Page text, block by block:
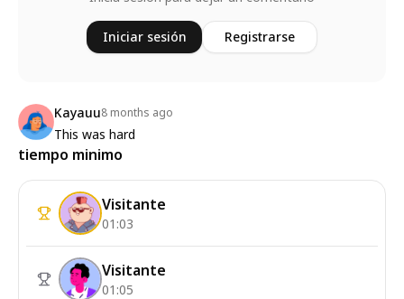
Iniciar sesión Registrarse
Kayauu8 months ago
This was hard
tiempo minimo
Visitante
01:03
Visitante
01:05